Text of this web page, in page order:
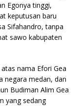
Egonya tinggi,
keputusan baru
Sifahandro, tanpa
sawo kabupaten
nama Efori Gea
negara medan, dan
Budiman Alim Gea
yang sedang